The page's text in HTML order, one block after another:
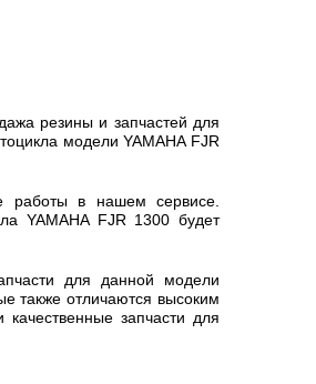
резины и запчастей для
модели YAMAHA FJR
работы в нашем сервисе.
YAMAHA FJR 1300 будет
для данной модели
также отличаются высоким
запчасти для